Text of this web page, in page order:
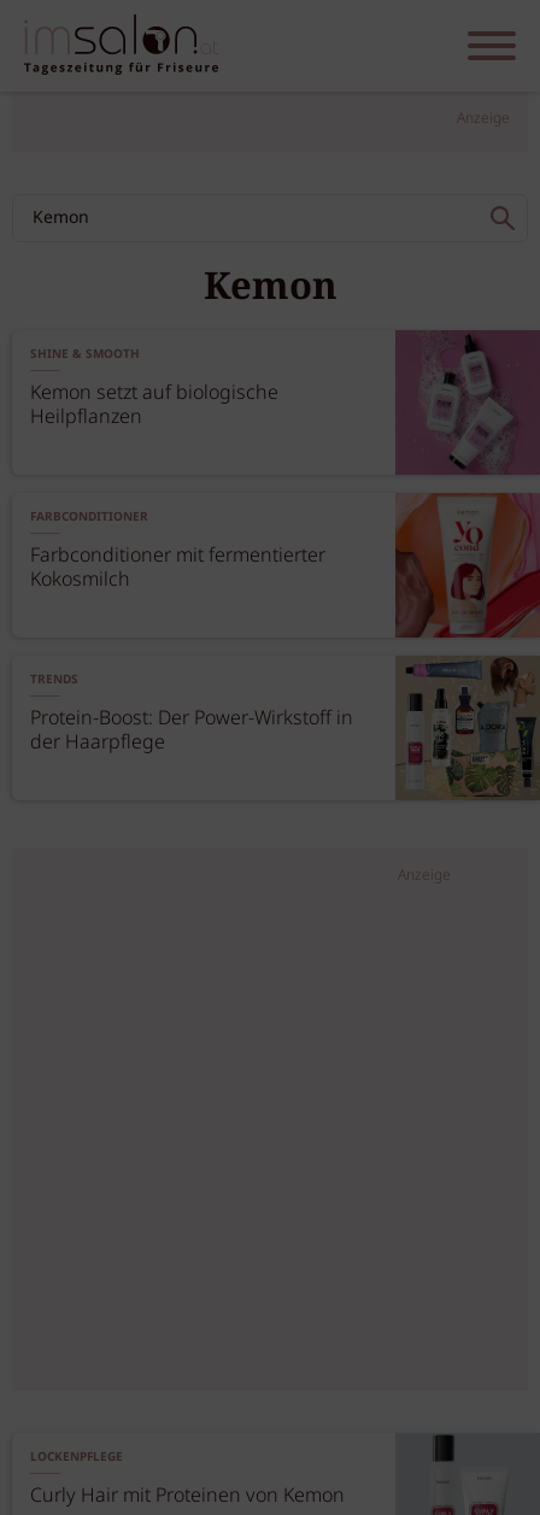
Anzeige
Kemon
SHINE & SMOOTH
Kemon setzt auf biologische
Heilpflanzen
FARBCONDITIONER
Farbconditioner mit fermentierter
Kokosmilch
TRENDS
Protein-Boost: Der Power-Wirkstoff in
der Haarpflege
Anzeige
LOCKENPFLEGE
Curly Hair mit Proteinen von Kemon